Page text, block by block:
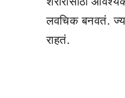
लवचिक बनवतं.
राहतं.